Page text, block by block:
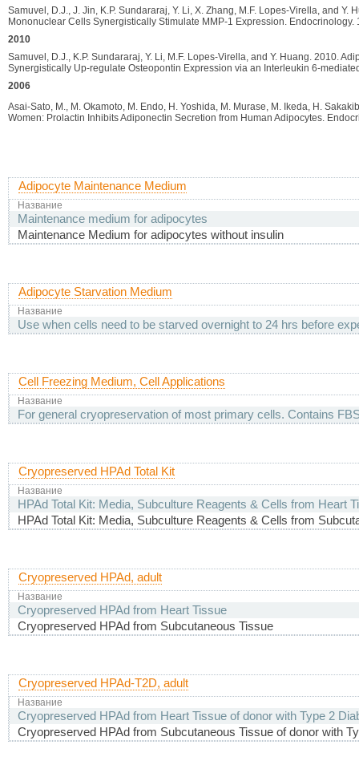
Samuvel, D.J., J. Jin, K.P. Sundararaj, Y. Li, X. Zhang, M.F. Lopes-Virella, and
Mononuclear Cells Synergistically Stimulate MMP-1 Expression. Endocrinology.
2010
Samuvel, D.J., K.P. Sundararaj, Y. Li, M.F. Lopes-Virella, and Y. Huang. 2010.
Synergistically Up-regulate Osteopontin Expression via an Interleukin 6-
2006
Asai-Sato, M., M. Okamoto, M. Endo, H. Yoshida, M. Murase, M. Ikeda, H.
Women: Prolactin Inhibits Adiponectin Secretion from Human Adipocytes.
Adipocyte Maintenance Medium
Название
Maintenance medium for adipocytes
Maintenance Medium for adipocytes without insulin
Adipocyte Starvation Medium
Название
Use when cells need to be starved overnight to 24 hrs before
Cell Freezing Medium, Cell Applications
Название
For general cryopreservation of most primary cells. Contains
Cryopreserved HPAd Total Kit
Название
HPAd Total Kit: Media, Subculture Reagents & Cells from Heart
HPAd Total Kit: Media, Subculture Reagents & Cells from
Cryopreserved HPAd, adult
Название
Cryopreserved HPAd from Heart Tissue
Cryopreserved HPAd from Subcutaneous Tissue
Cryopreserved HPAd-T2D, adult
Название
Cryopreserved HPAd from Heart Tissue of donor with Type 2
Cryopreserved HPAd from Subcutaneous Tissue of donor with